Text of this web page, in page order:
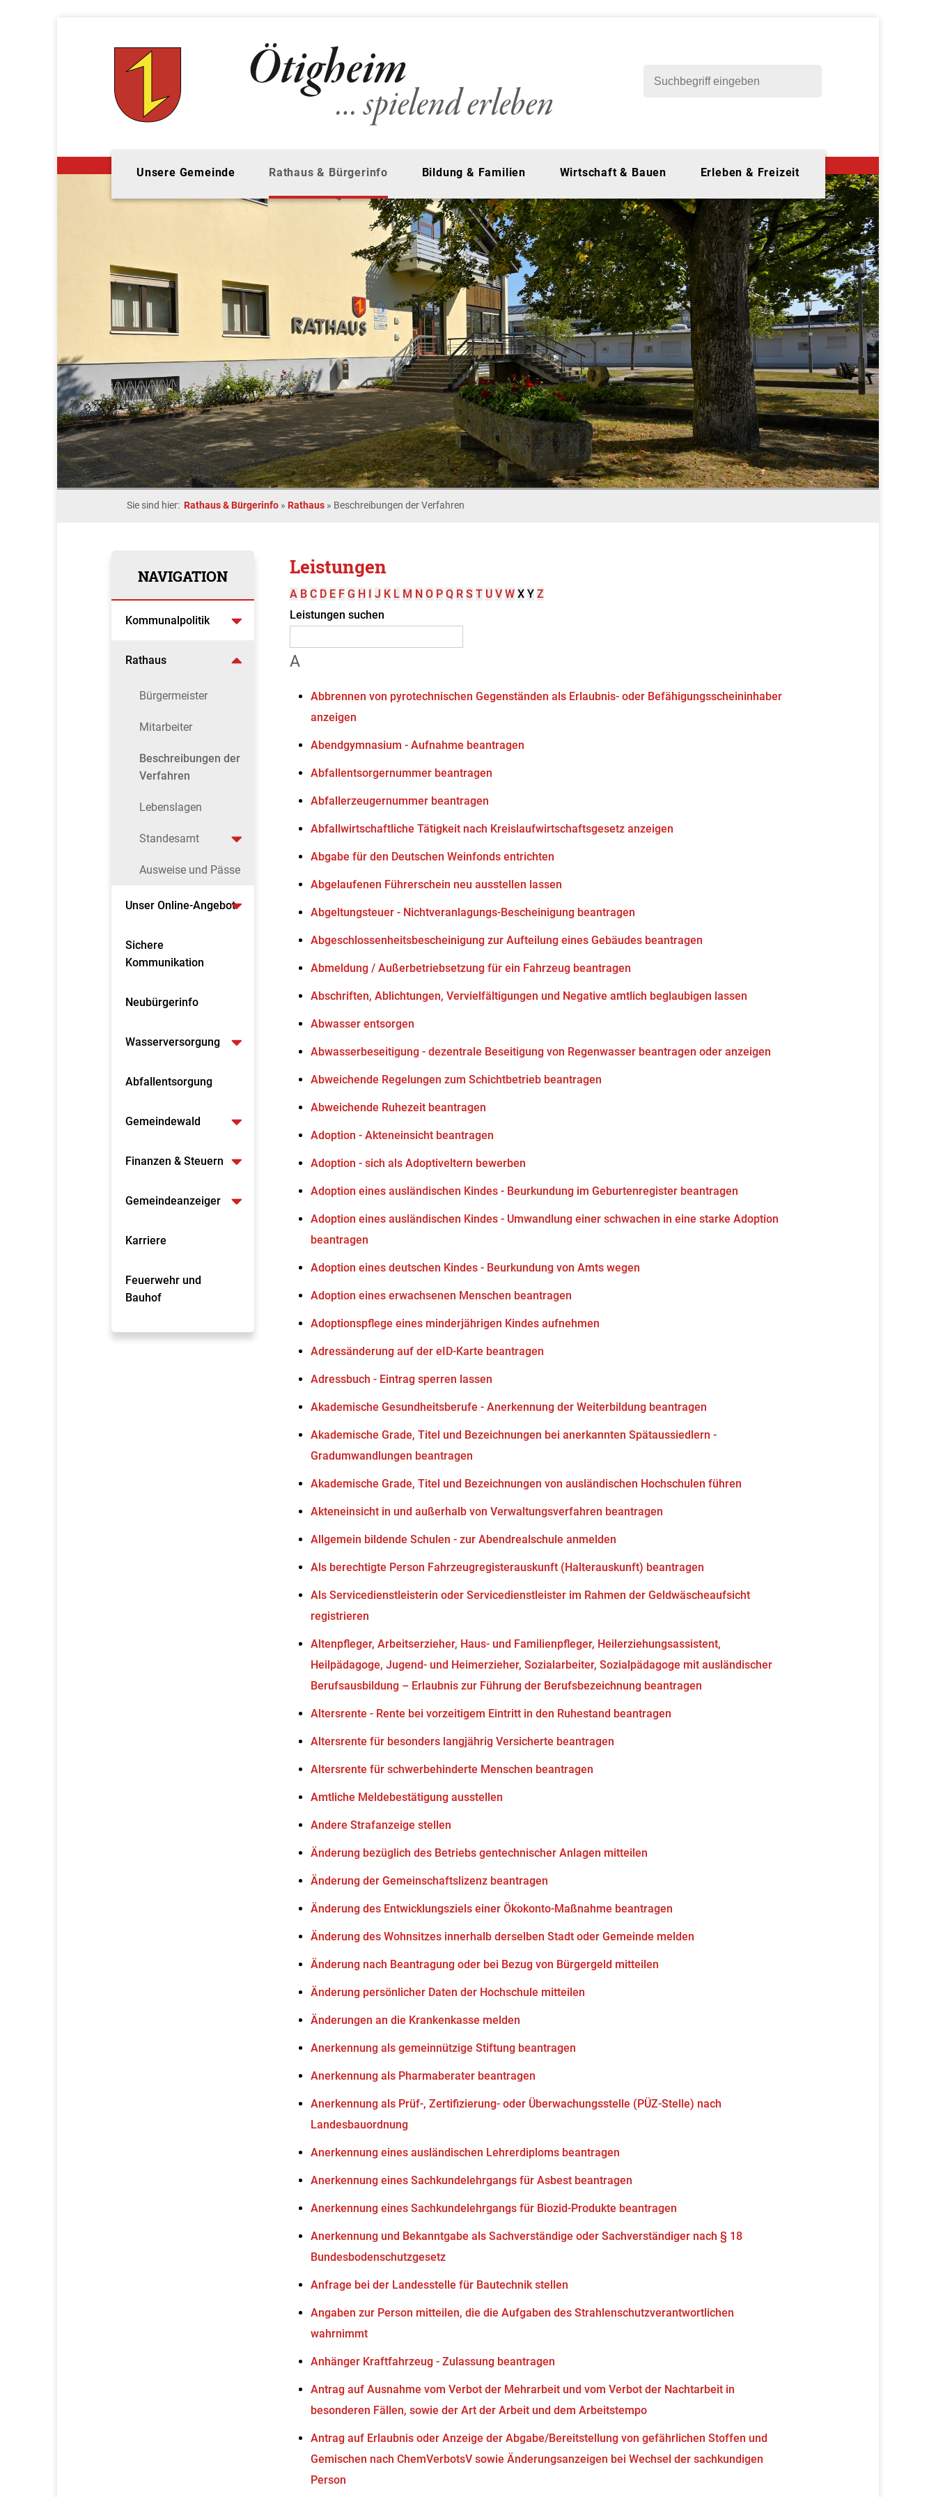
Unsere Gemeinde Rathaus & Bürgerinfo Bildung & Familien Wirtschaft & Bauen Erleben & Freizeit
Sie sind hier: Rathaus & Bürgerinfo » Rathaus » Beschreibungen der Verfahren
NAVIGATION
Kommunalpolitik
Rathaus
Bürgermeister
Mitarbeiter
Beschreibungen der
Verfahren
Lebenslagen
Standesamt
Ausweise und Pässe
Unser Online-Angebot
Sichere
Kommunikation
Neubürgerinfo
Wasserversorgung
Abfallentsorgung
Gemeindewald
Finanzen & Steuern
Gemeindeanzeiger
Karriere
Feuerwehr und
Bauhof
Leistungen
A B C D E F G H I J K L M N O P Q R S T U V W X Y Z
Leistungen suchen
A
Abbrennen von pyrotechnischen Gegenständen als Erlaubnis- oder Befähigungsscheininhaber
anzeigen
Abendgymnasium - Aufnahme beantragen
Abfallentsorgernummer beantragen
Abfallerzeugernummer beantragen
Abfallwirtschaftliche Tätigkeit nach Kreislaufwirtschaftsgesetz anzeigen
Abgabe für den Deutschen Weinfonds entrichten
Abgelaufenen Führerschein neu ausstellen lassen
Abgeltungsteuer - Nichtveranlagungs-Bescheinigung beantragen
Abgeschlossenheitsbescheinigung zur Aufteilung eines Gebäudes beantragen
Abmeldung / Außerbetriebsetzung für ein Fahrzeug beantragen
Abschriften, Ablichtungen, Vervielfältigungen und Negative amtlich beglaubigen lassen
Abwasser entsorgen
Abwasserbeseitigung - dezentrale Beseitigung von Regenwasser beantragen oder anzeigen
Abweichende Regelungen zum Schichtbetrieb beantragen
Abweichende Ruhezeit beantragen
Adoption - Akteneinsicht beantragen
Adoption - sich als Adoptiveltern bewerben
Adoption eines ausländischen Kindes - Beurkundung im Geburtenregister beantragen
Adoption eines ausländischen Kindes - Umwandlung einer schwachen in eine starke Adoption
beantragen
Adoption eines deutschen Kindes - Beurkundung von Amts wegen
Adoption eines erwachsenen Menschen beantragen
Adoptionspflege eines minderjährigen Kindes aufnehmen
Adressänderung auf der eID-Karte beantragen
Adressbuch - Eintrag sperren lassen
Akademische Gesundheitsberufe - Anerkennung der Weiterbildung beantragen
Akademische Grade, Titel und Bezeichnungen bei anerkannten Spätaussiedlern -
Gradumwandlungen beantragen
Akademische Grade, Titel und Bezeichnungen von ausländischen Hochschulen führen
Akteneinsicht in und außerhalb von Verwaltungsverfahren beantragen
Allgemein bildende Schulen - zur Abendrealschule anmelden
Als berechtigte Person Fahrzeugregisterauskunft (Halterauskunft) beantragen
Als Servicedienstleisterin oder Servicedienstleister im Rahmen der Geldwäscheaufsicht
registrieren
Altenpfleger, Arbeitserzieher, Haus- und Familienpfleger, Heilerziehungsassistent,
Heilpädagoge, Jugend- und Heimerzieher, Sozialarbeiter, Sozialpädagoge mit ausländischer
Berufsausbildung – Erlaubnis zur Führung der Berufsbezeichnung beantragen
Altersrente - Rente bei vorzeitigem Eintritt in den Ruhestand beantragen
Altersrente für besonders langjährig Versicherte beantragen
Altersrente für schwerbehinderte Menschen beantragen
Amtliche Meldebestätigung ausstellen
Andere Strafanzeige stellen
Änderung bezüglich des Betriebs gentechnischer Anlagen mitteilen
Änderung der Gemeinschaftslizenz beantragen
Änderung des Entwicklungsziels einer Ökokonto-Maßnahme beantragen
Änderung des Wohnsitzes innerhalb derselben Stadt oder Gemeinde melden
Änderung nach Beantragung oder bei Bezug von Bürgergeld mitteilen
Änderung persönlicher Daten der Hochschule mitteilen
Änderungen an die Krankenkasse melden
Anerkennung als gemeinnützige Stiftung beantragen
Anerkennung als Pharmaberater beantragen
Anerkennung als Prüf-, Zertifizierung- oder Überwachungsstelle (PÜZ-Stelle) nach
Landesbauordnung
Anerkennung eines ausländischen Lehrerdiploms beantragen
Anerkennung eines Sachkundelehrgangs für Asbest beantragen
Anerkennung eines Sachkundelehrgangs für Biozid-Produkte beantragen
Anerkennung und Bekanntgabe als Sachverständige oder Sachverständiger nach § 18
Bundesbodenschutzgesetz
Anfrage bei der Landesstelle für Bautechnik stellen
Angaben zur Person mitteilen, die die Aufgaben des Strahlenschutzverantwortlichen
wahrnimmt
Anhänger Kraftfahrzeug - Zulassung beantragen
Antrag auf Ausnahme vom Verbot der Mehrarbeit und vom Verbot der Nachtarbeit in
besonderen Fällen, sowie der Art der Arbeit und dem Arbeitstempo
Antrag auf Erlaubnis oder Anzeige der Abgabe/Bereitstellung von gefährlichen Stoffen und
Gemischen nach ChemVerbotsV sowie Änderungsanzeigen bei Wechsel der sachkundigen
Person